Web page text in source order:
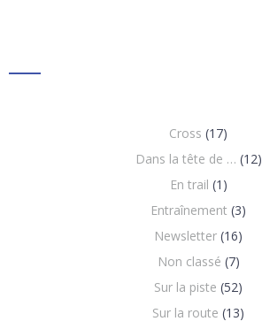
Cross (17)
Dans la tête de … (12)
En trail (1)
Entraînement (3)
Newsletter (16)
Non classé (7)
Sur la piste (52)
Sur la route (13)